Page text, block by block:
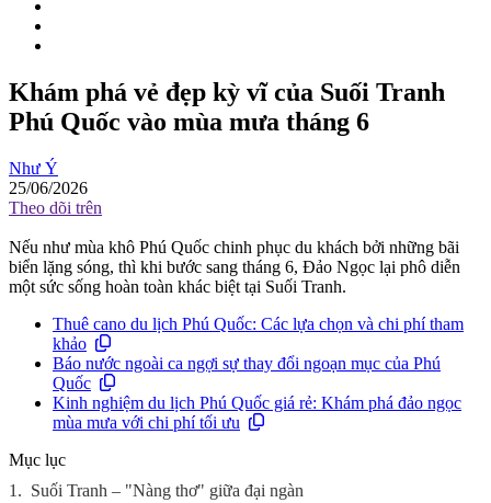
Khám phá vẻ đẹp kỳ vĩ của Suối Tranh
Phú Quốc vào mùa mưa tháng 6
Như Ý
25/06/2026
Theo dõi trên
Nếu như mùa khô Phú Quốc chinh phục du khách bởi những bãi
biển lặng sóng, thì khi bước sang tháng 6, Đảo Ngọc lại phô diễn
một sức sống hoàn toàn khác biệt tại Suối Tranh.
Thuê cano du lịch Phú Quốc: Các lựa chọn và chi phí tham
khảo
Báo nước ngoài ca ngợi sự thay đổi ngoạn mục của Phú
Quốc
Kinh nghiệm du lịch Phú Quốc giá rẻ: Khám phá đảo ngọc
mùa mưa với chi phí tối ưu
Mục lục
1. Suối Tranh – "Nàng thơ" giữa đại ngàn